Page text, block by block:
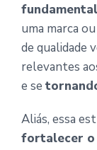
fundamental
uma marca
de qualidade
relevantes
e se
Aliás, essa
fortalecer o